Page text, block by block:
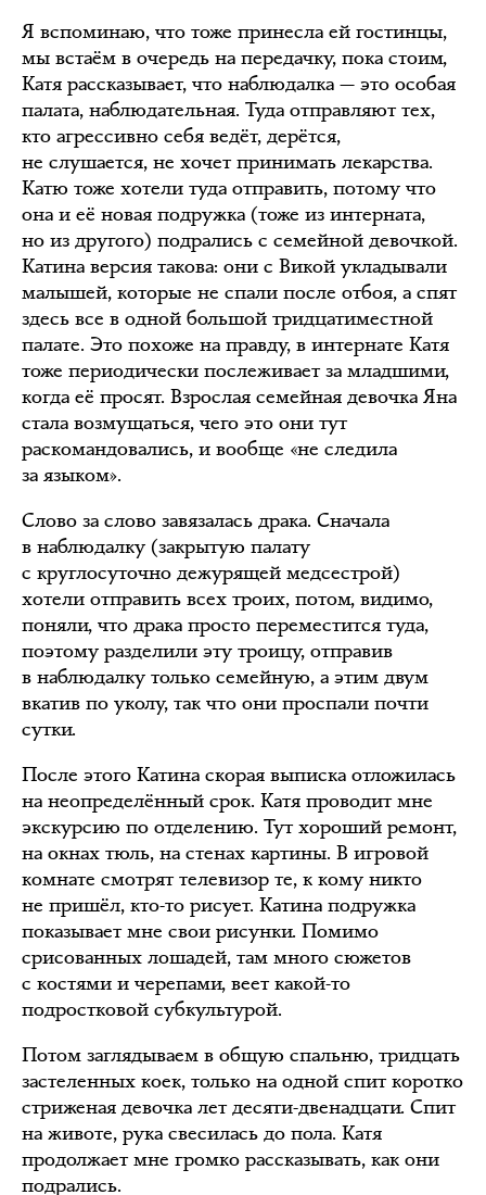
Я вспоминаю, что тоже принесла ей гостинцы,
мы встаём в очередь на передачку, пока стоим,
Катя рассказывает, что наблюдалка — это особая
палата, наблюдательная. Туда отправляют тех,
кто агрессивно себя ведёт, дерётся,
не слушается, не хочет принимать лекарства.
Катю тоже хотели туда отправить, потому что
она и её новая подружка (тоже из интерната,
но из другого) подрались с семейной девочкой.
Катина версия такова: они с Викой укладывали
малышей, которые не спали после отбоя, а спят
здесь все в одной большой тридцатиместной
палате. Это похоже на правду, в интернате Катя
тоже периодически послеживает за младшими,
когда её просят. Взрослая семейная девочка Яна
стала возмущаться, чего это они тут
раскомандовались, и вообще «не следила
за языком».
Слово за слово завязалась драка. Сначала
в наблюдалку (закрытую палату
с круглосуточно дежурящей медсестрой)
хотели отправить всех троих, потом, видимо,
поняли, что драка просто переместится туда,
поэтому разделили эту троицу, отправив
в наблюдалку только семейную, а этим двум
вкатив по уколу, так что они проспали почти
сутки.
После этого Катина скорая выписка отложилась
на неопределённый срок. Катя проводит мне
экскурсию по отделению. Тут хороший ремонт,
на окнах тюль, на стенах картины. В игровой
комнате смотрят телевизор те, к кому никто
не пришёл, кто-то рисует. Катина подружка
показывает мне свои рисунки. Помимо
срисованных лошадей, там много сюжетов
с костями и черепами, веет какой-то
подростковой субкультурой.
Потом заглядываем в общую спальню, тридцать
застеленных коек, только на одной спит коротко
стриженая девочка лет десяти-двенадцати. Спит
на животе, рука свесилась до пола. Катя
продолжает мне громко рассказывать, как они
подрались.